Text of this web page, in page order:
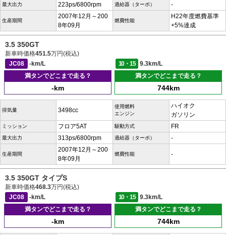
最大出力 223ps/6800rpm 過給器（ターボ） -
生産期間
2007年12月～200
8年09月
燃費性能
H22年度燃費基準
+5%達成
3.5 350GT
新車時価格451.5万円(税込)
JC08
-km/L 10・15
9.3km/L
満タンでどこまで走る？
-km
満タンでどこまで走る？
744km
排気量 3498cc
使用燃料
エンジン
ハイオク
ガソリン
ミッション フロア5AT 駆動方式 FR
最大出力 313ps/6800rpm 過給器（ターボ） -
生産期間
2007年12月～200
8年09月
燃費性能 -
3.5 350GT タイプS
新車時価格468.3万円(税込)
JC08
-km/L 10・15
9.3km/L
満タンでどこまで走る？
-km
満タンでどこまで走る？
744km